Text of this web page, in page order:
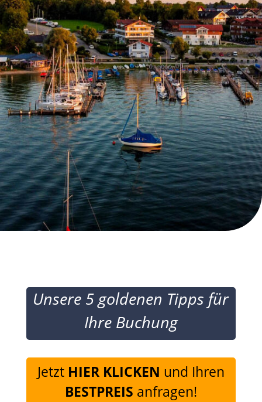
Unsere 5 goldenen Tipps für
Ihre Buchung
Jetzt HIER KLICKEN und Ihren
BESTPREIS anfragen!